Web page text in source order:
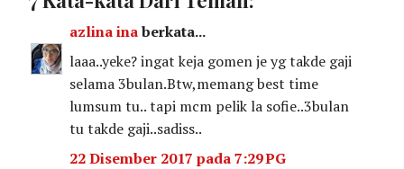
azlina inaberkata...
laaa..yeke? ingat keja gomen je yg takde gaji
selama 3bulan.Btw,memang best time
lumsum tu.. tapi mcm pelik la sofie..3bulan
tu takde gaji..sadiss..
22 Disember 2017 pada 7:29 PG